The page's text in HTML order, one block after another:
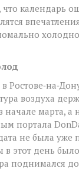
календарь
воздуха
начале марта, а
портала
не была уже
этот день
поднимался